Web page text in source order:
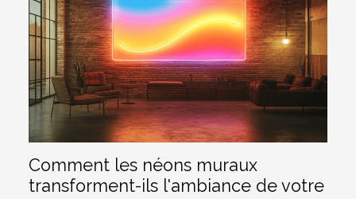
Comment les néons muraux
transforment-ils l'ambiance de votre